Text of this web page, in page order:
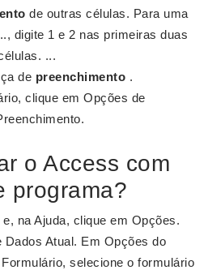
de outras células. Para uma
digite 1 e 2 nas primeiras duas
...
de preenchimento .
clique em Opções de
o Access com
programa?
na Ajuda, clique em Opções.
Dados Atual. Em Opções do
selecione o formulário